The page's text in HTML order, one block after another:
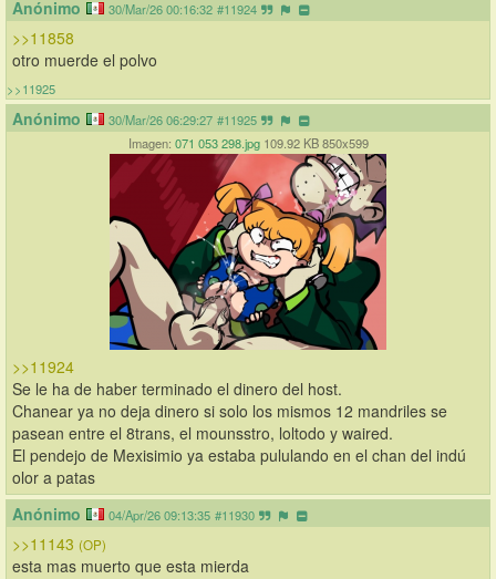
Anónimo
30/Mar/26 00:16:32 #11924
>>11858
otro muerde el polvo
>>11925
Anónimo 30/Mar/26 06:29:27 #11925
Imagen: 071 053 298.jpg 109.92 KB 850x599
>>11924
Se le ha de haber terminado el dinero del host.
Chanear ya no deja dinero si solo los mismos 12 mandriles se
pasean entre el 8trans, el mounsstro, loltodo y waired.
El pendejo de Mexisimio ya estaba pululando en el chan del indú
olor a patas
Anónimo
04/Apr/26 09:13:35 #11930
>>11143 (OP)
esta mas muerto que esta mierda